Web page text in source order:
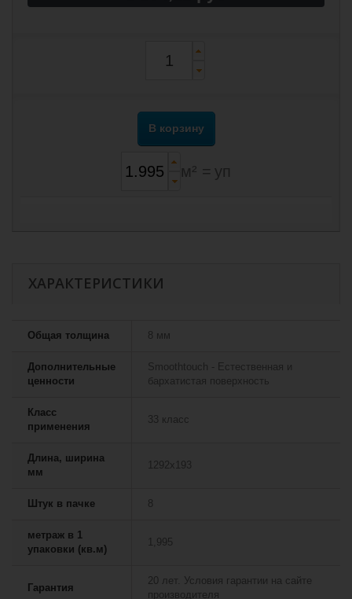
В корзину
м² = уп
ХАРАКТЕРИСТИКИ
Общая толщина 8 мм
Дополнительные
ценности
Smoothtouch - Естественная и
бархатистая поверхность
Класс
применения
33 класс
Длина, ширина
мм
1292х193
Штук в пачке 8
метраж в 1
упаковки (кв.м)
1,995
Гарантия
20 лет. Условия гарантии на сайте
производителя